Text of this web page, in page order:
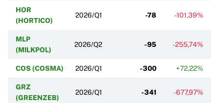
HOR
(HORTICO)
2026/Q1 -78 -101,39%
MLP
(MILKPOL)
2026/Q2 -95 -255,74%
COS (COSMA) 2026/Q1 -300 +72,22%
GRZ
(GREENZEB)
2026/Q1 -341 -677,97%